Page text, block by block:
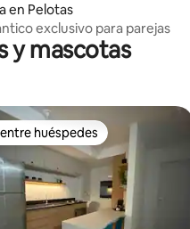
en Pelotas
exclusivo para parejas
y mascotas
huéspedes
huéspedes